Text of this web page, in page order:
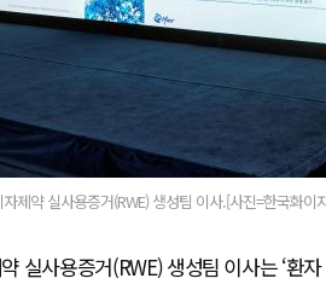
제약 실사용증거(RWE) 생성팀 이사.[사진=한국화이
실사용증거(RWE) 생성팀 이사는 ‘환